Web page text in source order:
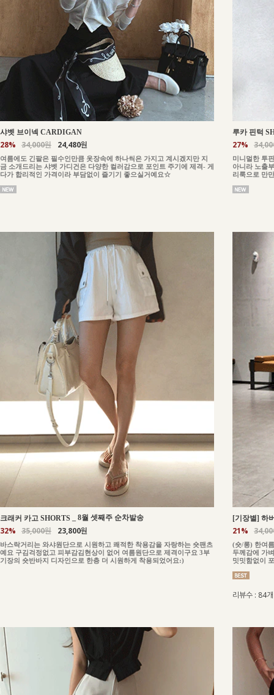
샤벳 브이넥 CARDIGAN
28% 34,000원 24,480원
여름에도 긴팔은 필수인만큼 옷장속에 하나씩은 가지고 계시겠지만 지
금 소개드리는 샤벳 가디건은 다양한 컬러감으로 포인트 주기에 제격- 게
다가 합리적인 가격이라 부담없이 즐기기 좋으실거예요☆
루카 핀턱
27%
미니멀한 투
아니라 노출
리룩으로 만
크래커 카고 SHORTS 8월 셋째주 순차발송
32% 35,000원 23,800원
바스락거리는 와샤원단으로 시원하고 쾌적한 착용감을 자랑하는 숏팬츠
예요 구김걱정없고 피부감김현상이 없어 여름원단으로 제격이구요 3부
기장의 숏반바지 디자인으로 한층 더 시원하게 착용되었어요:)
[기장별] 하
21%
(숏/롱) 한여
두께감에 가
밋밋함없이
리뷰수 : 84개